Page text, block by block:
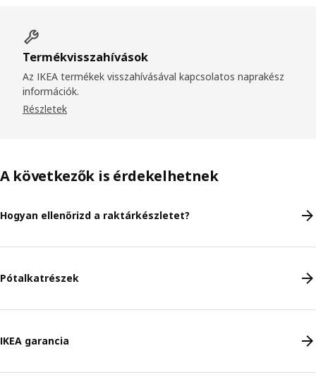
Termékvisszahívások
Az IKEA termékek visszahívásával kapcsolatos naprakész
információk.
Részletek
A következők is érdekelhetnek
Hogyan ellenőrizd a raktárkészletet?
Pótalkatrészek
IKEA garancia